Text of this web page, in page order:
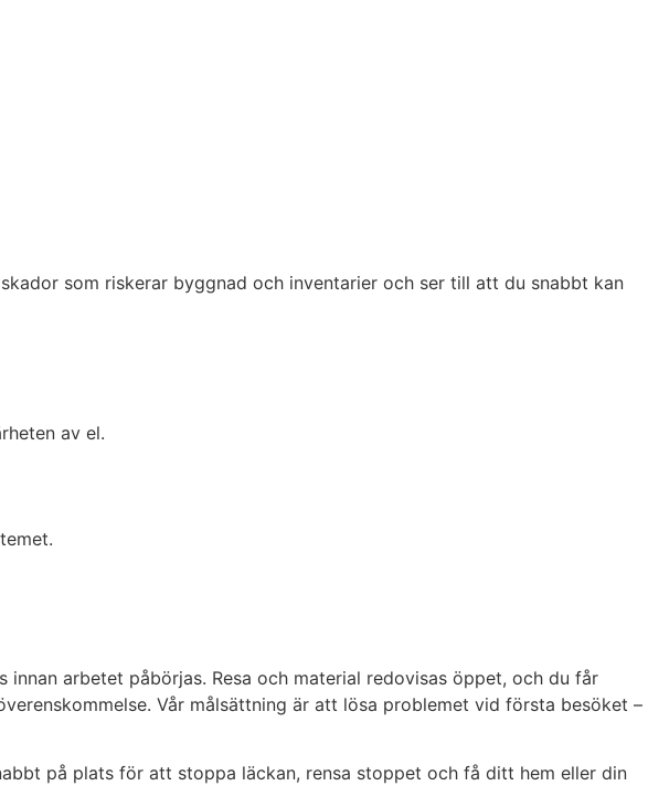
som riskerar byggnad och inventarier och ser till att du snabbt kan
av el.
arbetet påbörjas. Resa och material redovisas öppet, och du får
Vår målsättning är att lösa problemet vid första besöket –
på plats för att stoppa läckan, rensa stoppet och få ditt hem eller din